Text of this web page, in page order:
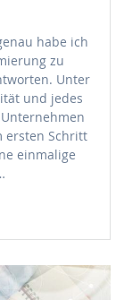
habe ich
zu
Unter
und jedes
ersten Schritt
einmalige